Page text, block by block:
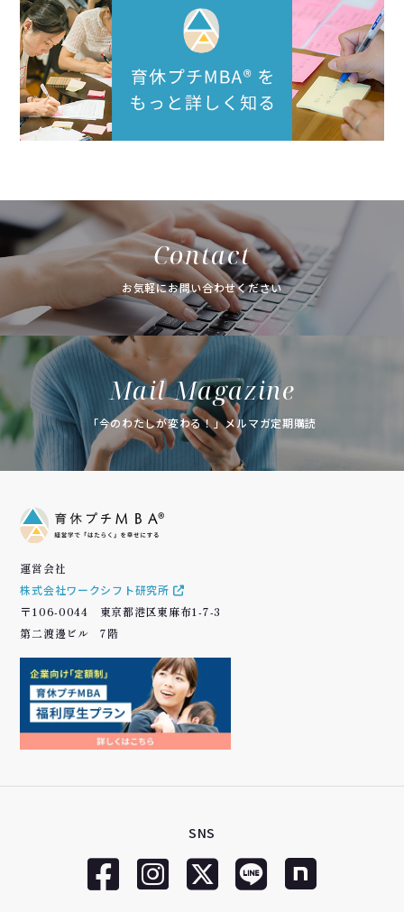
Contact
お気軽にお問い合わせください
Mail Magazine
「今のわたしが変わる！」メルマガ定期購読
運営会社
株式会社ワークシフト研究所
〒106-0044 東京都港区東麻布1-7-3
第二渡邊ビル 7階
SNS